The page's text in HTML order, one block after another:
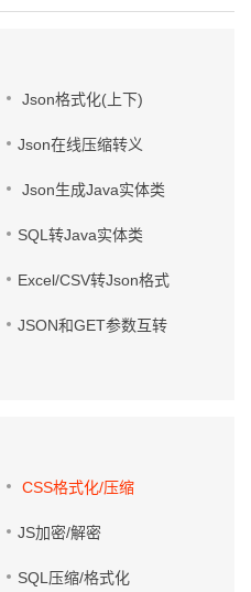
Json格式化(上下)
Json在线压缩转义
Json生成Java实体类
SQL转Java实体类
Excel/CSV转Json格式
JSON和GET参数互转
CSS格式化/压缩
JS加密/解密
SQL压缩/格式化